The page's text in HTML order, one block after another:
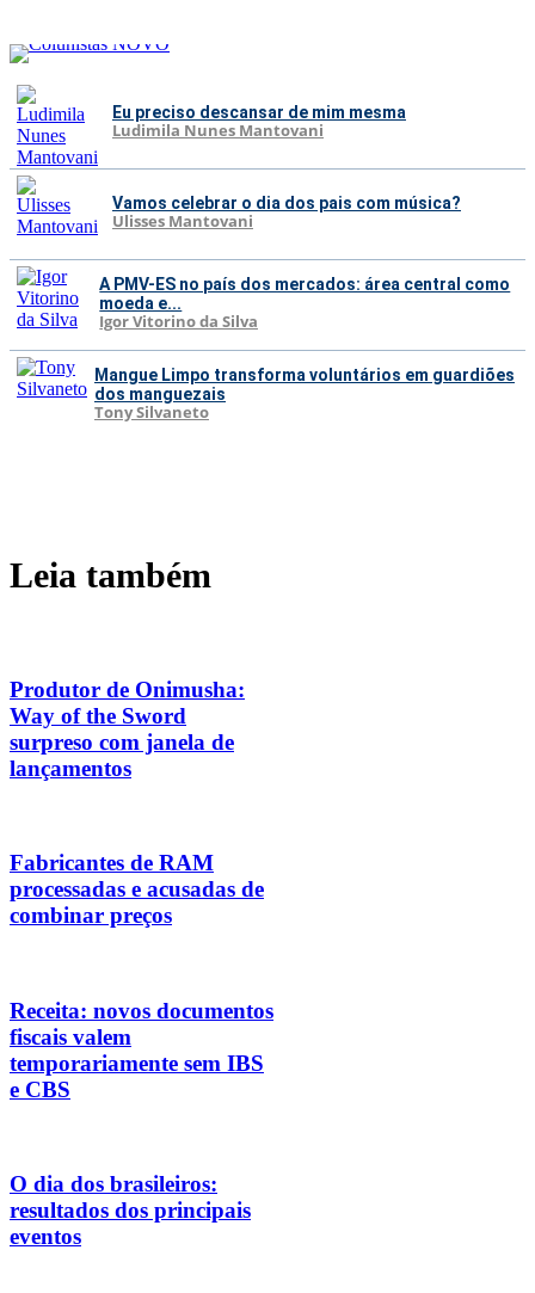
Eu preciso descansar de mim mesma
Ludimila Nunes Mantovani
Vamos celebrar o dia dos pais com música?
Ulisses Mantovani
A PMV-ES no país dos mercados: área central como
moeda e...
Igor Vitorino da Silva
Mangue Limpo transforma voluntários em guardiões
dos manguezais
Tony Silvaneto
Leia também
Produtor de Onimusha:
Way of the Sword
surpreso com janela de
lançamentos
Fabricantes de RAM
processadas e acusadas de
combinar preços
Receita: novos documentos
fiscais valem
temporariamente sem IBS
e CBS
O dia dos brasileiros:
resultados dos principais
eventos